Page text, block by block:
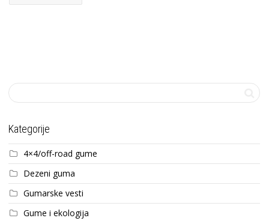
Kategorije
4×4/off-road gume
Dezeni guma
Gumarske vesti
Gume i ekologija